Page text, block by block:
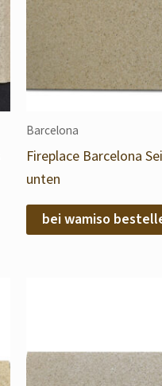
Barcelona
Fireplace Barcelona
unten
bei wamiso